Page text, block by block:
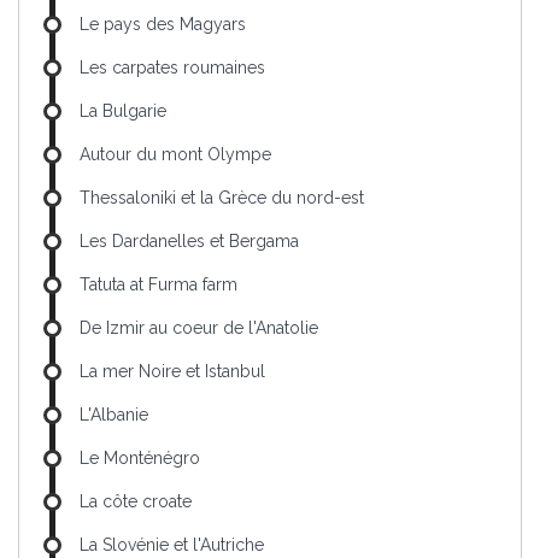
Le pays des Magyars
Les carpates roumaines
La Bulgarie
Autour du mont Olympe
Thessaloniki et la Grèce du nord-est
Les Dardanelles et Bergama
Tatuta at Furma farm
De Izmir au coeur de l'Anatolie
La mer Noire et Istanbul
L'Albanie
Le Monténégro
La côte croate
La Slovénie et l'Autriche